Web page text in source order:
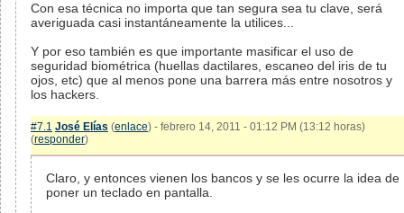
Con esa técnica no importa que tan segura sea tu clave, será
averiguada casi instantáneamente la utilices...
Y por eso también es que importante masificar el uso de
seguridad biométrica (huellas dactilares, escaneo del iris de tu
ojos, etc) que al menos pone una barrera más entre nosotros y
los hackers.
#7.1 José Elías (enlace) - febrero 14, 2011 - 01:12 PM (13:12 horas)
(responder)
Claro, y entonces vienen los bancos y se les ocurre la idea de
poner un teclado en pantalla.